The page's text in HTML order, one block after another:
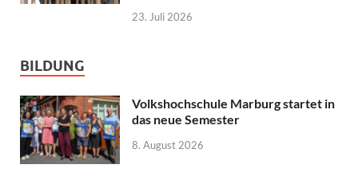
23. Juli 2026
BILDUNG
Volkshochschule Marburg startet in
das neue Semester
8. August 2026